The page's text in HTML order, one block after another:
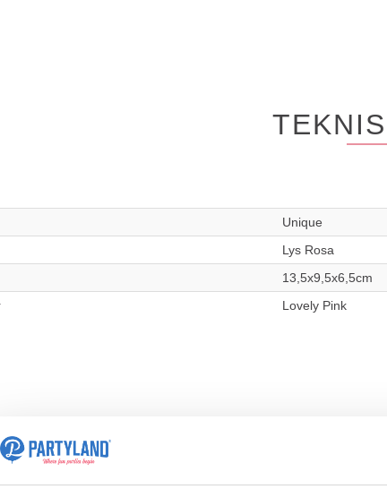
Unique
Lys Rosa
13,5x9,5x6,5cm
Lovely Pink